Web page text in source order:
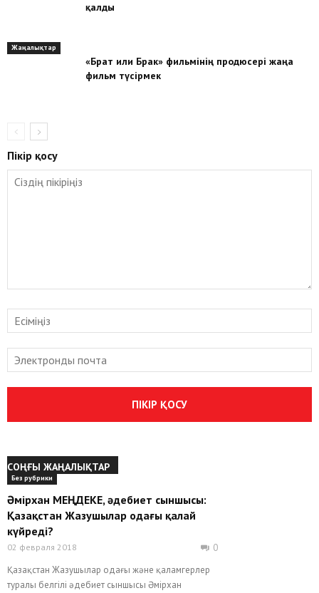
қалды
Жаңалықтар
«Брат или Брак» фильмінің продюсері жаңа
фильм түсірмек
Пікір қосу
СОҢҒЫ ЖАҢАЛЫҚТАР
Без рубрики
Әмірхан МЕҢДЕКЕ, әдебиет сыншысы:
Қазақстан Жазушылар одағы қалай
күйреді?
02 февраля 2018
0
Қазақстан Жазушылар одағы және қаламгерлер
туралы белгілі әдебиет сыншысы Әмірхан